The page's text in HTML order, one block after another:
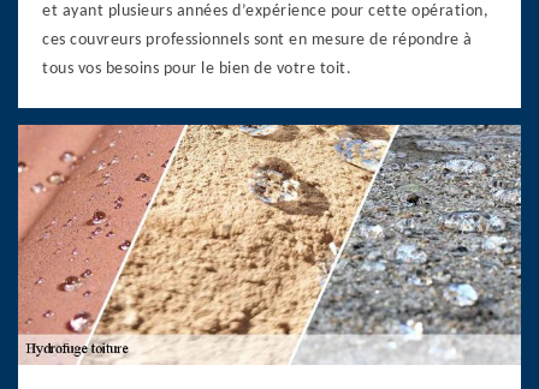
et ayant plusieurs années d’expérience pour cette opération,
ces couvreurs professionnels sont en mesure de répondre à
tous vos besoins pour le bien de votre toit.